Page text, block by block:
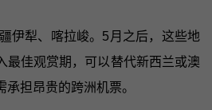
伊犁、喀拉峻。5月之后，这些地
最佳观赏期，可以替代新西兰或澳
担昂贵的跨洲机票。